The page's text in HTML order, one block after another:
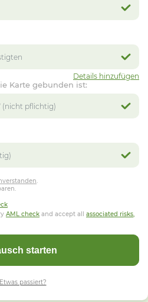
Details hinzufügen
Karte gebunden ist:
.
AML check and accept all associated risks,
starten
Etwas passiert?